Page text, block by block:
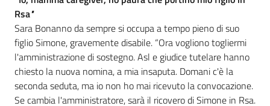
Rsa"
Sara Bonanno da sempre si occupa a tempo pieno di suo
figlio Simone, gravemente disabile. “Ora vogliono togliermi
l'amministrazione di sostegno. Asl e giudice tutelare hanno
chiesto la nuova nomina, a mia insaputa. Domani c'è la
seconda seduta, ma io non ho mai ricevuto la convocazione.
Se cambia l'amministratore, sarà il ricovero di Simone in Rsa.